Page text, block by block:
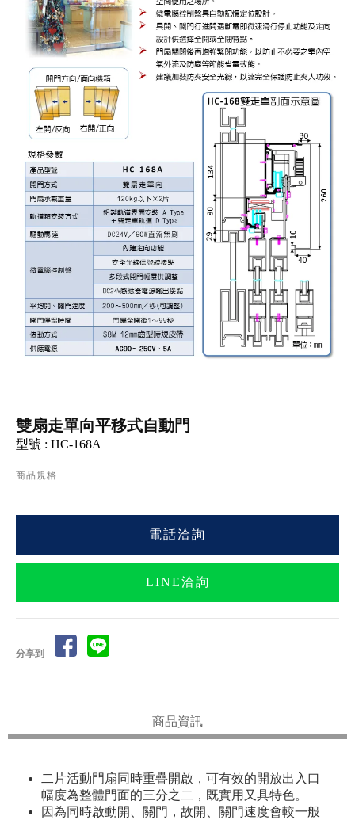
雙扇走單向平移式自動門
型號 : HC-168A
商品規格
電話洽詢
LINE洽詢
分享到
商品資訊
二片活動門扇同時重疊開啟，可有效的開放出入口
幅度為整體門面的三分之二，既實用又具特色。
因為同時啟動開、關門，故開、關門速度會較一般